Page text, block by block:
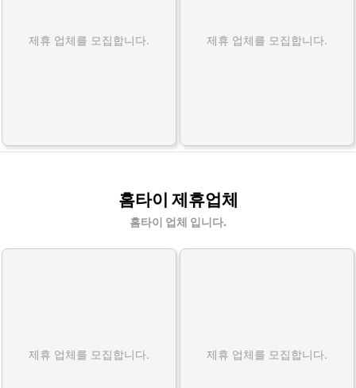
제휴 업체를 모집합니다. 제휴 업체를 모집합니다.
홈타이 제휴업체
홈타이 업체 입니다.
제휴 업체를 모집합니다. 제휴 업체를 모집합니다.